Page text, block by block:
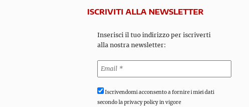
ISCRIVITI ALLA NEWSLETTER
Inserisci il tuo indirizzo per iscriverti
alla nostra newsletter:
Iscrivendomi acconsento a fornire i miei dati
secondo la privacy policy in vigore